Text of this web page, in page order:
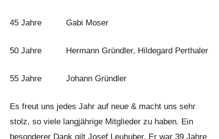
45 Jahre Gabi Moser
50 Jahre Hermann Gründler, Hildegard Perthaler
55 Jahre Johann Gründler
Es freut uns jedes Jahr auf neue & macht uns sehr
stolz, so viele langjährige Mitglieder zu haben. Ein
besonderer Dank gilt Josef Leuhuber. Er war 39 Jahre